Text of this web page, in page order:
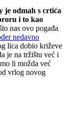
je odmah s crtića
i to kao
nas ovo pogađa
nedavno
lica dobio križeve
je na tržištu već i
li možda već
vrlog novog